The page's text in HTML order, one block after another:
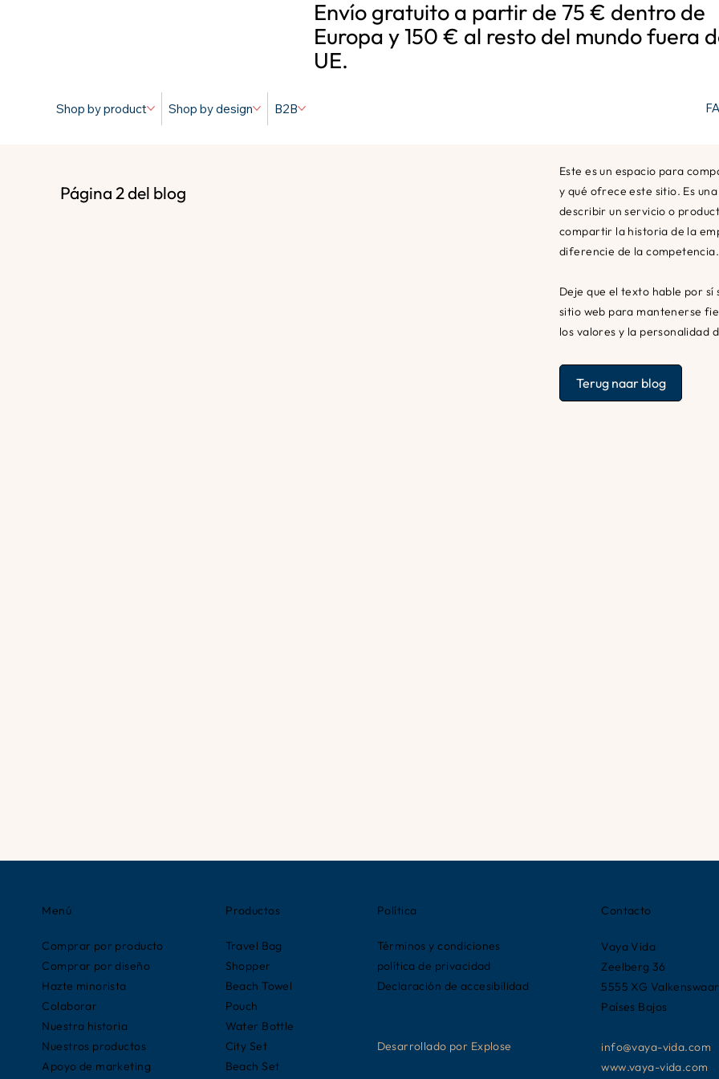
Shop by product Shop by design B2B
Envío gratuito a partir de 75 € dentro de
Europa y 150 € al resto del mundo fuera
UE.
Página 2 del blog
Este es un espacio para
y qué ofrece este sitio. Es
describir un servicio o
compartir la historia de la
diferencie de la competencia.
Deje que el texto hable por
sitio web para mantenerse
los valores y la personalidad
Terug naar blog
Menú
Comprar por producto
Comprar por diseño
Hazte minorista
Colaborar
Nuestra historia
Nuestros productos
Apoyo de marketing
Productos
Travel Bag
Shopper
Beach Towel
Pouch
Water Bottle
City Set
Beach Set
Política
Términos y condiciones
política de privacidad
Declaración de accesibilidad
Desarrollado por Explose
Contacto
Vaya Vida
Zeelberg 36
5555 XG
Países Bajos
info@vaya-vida.com
www.vaya-vida.com